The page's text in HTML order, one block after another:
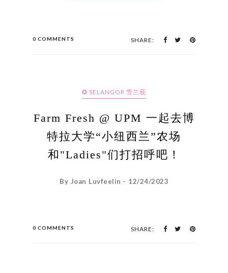
0 COMMENTS SHARE:
✪ SELANGOR 雪兰莪
Farm Fresh @ UPM 一起去博
特拉大学“小纽西兰”农场
和"Ladies"们打招呼吧！
By Joan Luvfeelin - 12/24/2023
0 COMMENTS SHARE: